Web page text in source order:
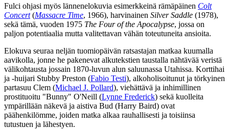
Fulci ohjasi myös lännenelokuvia esimerkkeinä rämäpäinen Colt
Concert(Massacre Time, 1966), harvinainen Silver Saddle (1978),
sekä tämä, vuoden 1975 The Four of the Apocalypse, jossa on
paljon potentiaalia mutta valitettavan vähän toteutuneita ansioita.
Elokuva seuraa neljän tuomiopäivän ratsastajan matkaa kuumalla
aavikolla, jonne he pakenevat alkutekstien taustalla nähtävää veristä
välikohtausta jossain 1870‑luvun alun saluunassa Utahissa. Korttihai
ja ‑huijari Stubby Preston (Fabio Testi), alkoholisoitunut ja törkyinen
partasuu Clem (Michael J. Pollard), viehättävä ja inhimillinen
prostituoitu "Bunny" O'Neill (Lynne Frederick) sekä kuolleita
ympärillään näkevä ja aistiva Bud (Harry Baird) ovat
päähenkilömme, joiden matka alkaa rauhallisesti ja toisiinsa
tutustuen ja lähestyen.